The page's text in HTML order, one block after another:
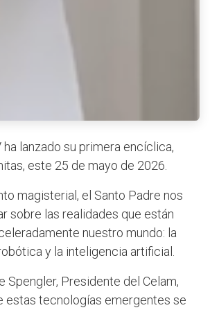
ha lanzado su primera encíclica,
este 25 de mayo de 2026.
magisterial, el Santo Padre nos
sobre las realidades que están
nuestro mundo: la
y la inteligencia artificial.
Spengler, Presidente del Celam,
estas tecnologías emergentes se